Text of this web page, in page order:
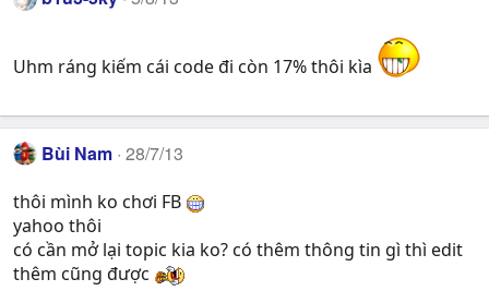
Uhm ráng kiếm cái code đi còn 17% thôi kìa
Bùi Nam 28/7/13
thôi mình ko chơi FB
yahoo thôi
có cần mở lại topic kia ko? có thêm thông tin gì thì edit
thêm cũng được